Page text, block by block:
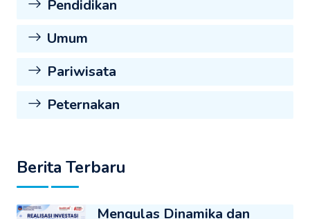
Pendidikan
Umum
Pariwisata
Peternakan
Berita Terbaru
Mengulas Dinamika dan